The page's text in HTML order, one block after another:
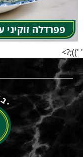
פפרדלה זוקיני
' '));?>